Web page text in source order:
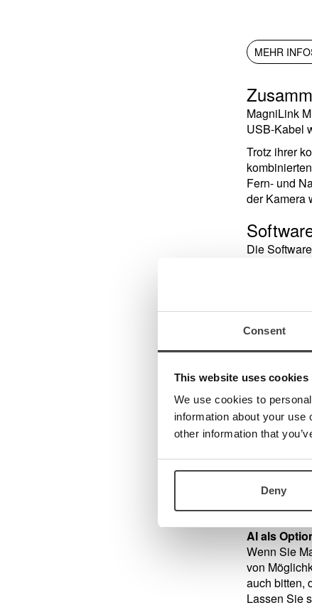
Consent
This website uses cookies
We use cookies to
information about your
other information that
Deny
MEHR
MagniLink
USB-Kabel
Trotz ihrer
Fern- und
der Kamera
Die
enthalten.
dem
Schule, am
Um
Viewer.
TTS (Text
gedruckten
während
und die
Sprache
werden.
AI als
Wenn Sie
von
auch bitten,
Lassen Sie